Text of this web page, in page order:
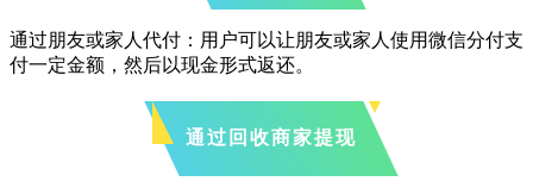
通过朋友或家人代付：用户可以让朋友或家人使用微信分付支
付一定金额，然后以现金形式返还。
通过回收商家提现